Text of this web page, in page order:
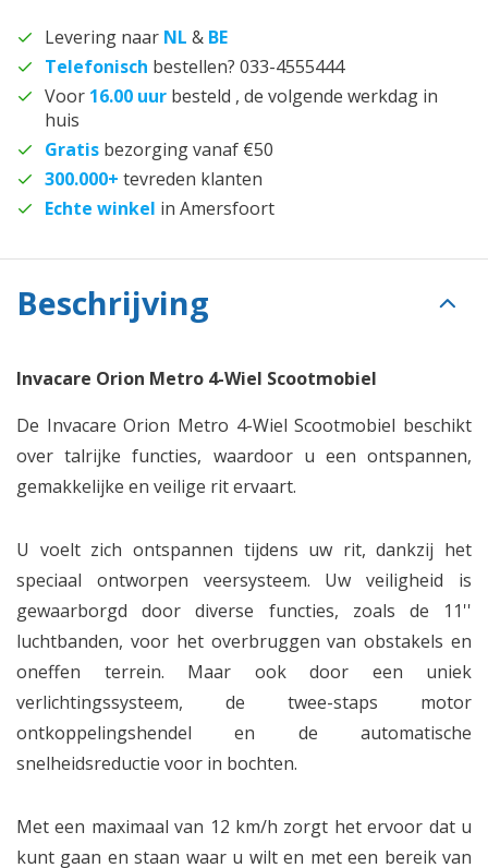
Levering naar NL & BE
Telefonisch bestellen? 033-4555444
Voor 16.00 uur besteld , de volgende werkdag in
huis
Gratis bezorging vanaf €50
300.000+ tevreden klanten
Echte winkel in Amersfoort
Beschrijving
Invacare Orion Metro 4-Wiel Scootmobiel
De Invacare Orion Metro 4-Wiel Scootmobiel beschikt
over talrijke functies, waardoor u een ontspannen,
gemakkelijke en veilige rit ervaart.
U voelt zich ontspannen tijdens uw rit, dankzij het
speciaal ontworpen veersysteem. Uw veiligheid is
gewaarborgd door diverse functies, zoals de 11''
luchtbanden, voor het overbruggen van obstakels en
oneffen terrein. Maar ook door een uniek
verlichtingssysteem, de twee-staps motor
ontkoppelingshendel en de automatische
snelheidsreductie voor in bochten.
Met een maximaal van 12 km/h zorgt het ervoor dat u
kunt gaan en staan waar u wilt en met een bereik van